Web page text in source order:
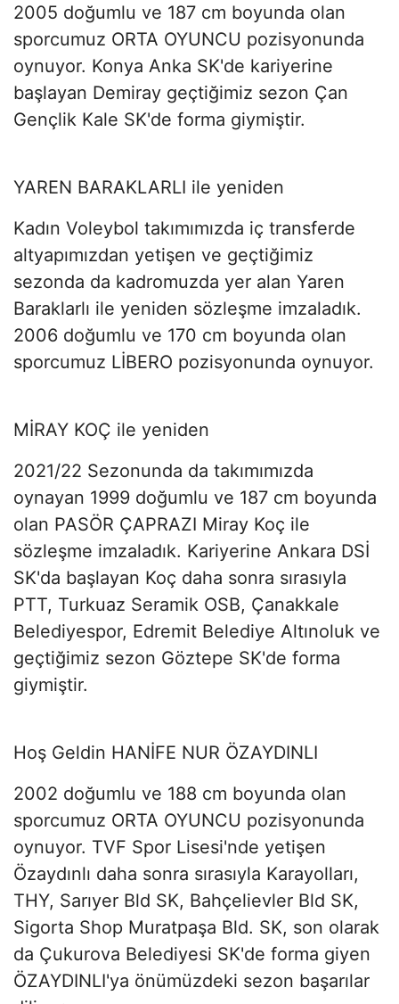
2005 doğumlu ve 187 cm boyunda olan
sporcumuz ORTA OYUNCU pozisyonunda
oynuyor. Konya Anka SK'de kariyerine
başlayan Demiray geçtiğimiz sezon Çan
Gençlik Kale SK'de forma giymiştir.
YAREN BARAKLARLI ile yeniden
Kadın Voleybol takımımızda iç transferde
altyapımızdan yetişen ve geçtiğimiz
sezonda da kadromuzda yer alan Yaren
Baraklarlı ile yeniden sözleşme imzaladık.
2006 doğumlu ve 170 cm boyunda olan
sporcumuz LİBERO pozisyonunda oynuyor.
MİRAY KOÇ ile yeniden
2021/22 Sezonunda da takımımızda
oynayan 1999 doğumlu ve 187 cm boyunda
olan PASÖR ÇAPRAZI Miray Koç ile
sözleşme imzaladık. Kariyerine Ankara DSİ
SK'da başlayan Koç daha sonra sırasıyla
PTT, Turkuaz Seramik OSB, Çanakkale
Belediyespor, Edremit Belediye Altınoluk ve
geçtiğimiz sezon Göztepe SK'de forma
giymiştir.
Hoş Geldin HANİFE NUR ÖZAYDINLI
2002 doğumlu ve 188 cm boyunda olan
sporcumuz ORTA OYUNCU pozisyonunda
oynuyor. TVF Spor Lisesi'nde yetişen
Özaydınlı daha sonra sırasıyla Karayolları,
THY, Sarıyer Bld SK, Bahçelievler Bld SK,
Sigorta Shop Muratpaşa Bld. SK, son olarak
da Çukurova Belediyesi SK'de forma giyen
ÖZAYDINLI'ya önümüzdeki sezon başarılar